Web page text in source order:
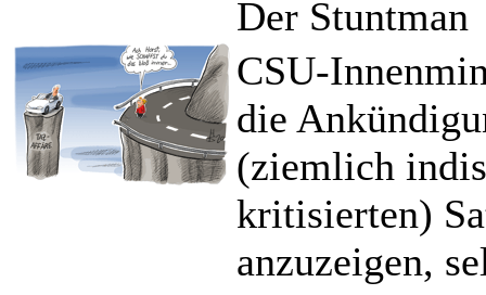
Der Stuntman
CSU-
die
(ziemlich
kritisierten)
anzuzeigen,